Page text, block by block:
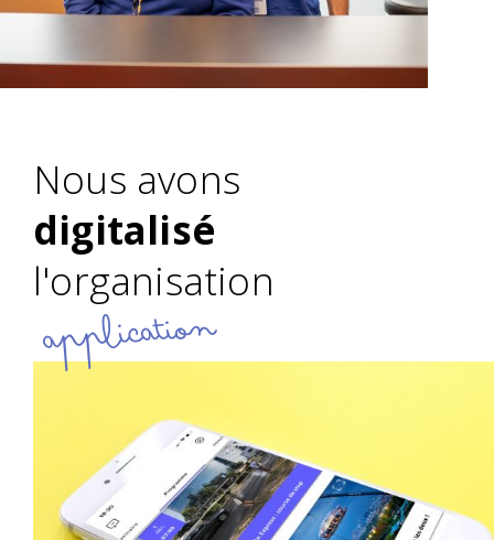
Nous avons
digitalisé
l'organisation
application